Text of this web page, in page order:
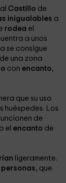
al Castillo de
inigualables a
rodea el
a unos
se consigue
de una zona
con encanto,
que su uso
huéspedes. Los
de
el encanto de
ligeramente.
personas, que